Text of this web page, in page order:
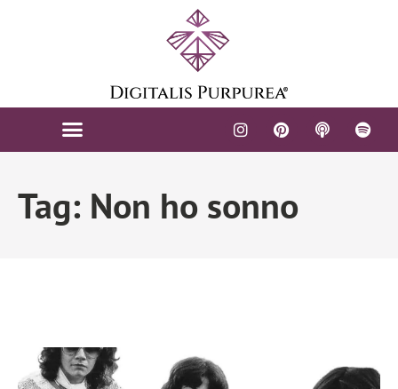
Tag: Non ho sonno